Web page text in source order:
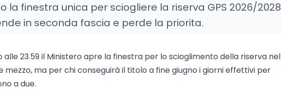
la finestra unica per sciogliere la riserva GPS 2026/
in seconda fascia e perde la priorita.
alle 23.59 il Ministero apre la finestra per lo scioglimento della riserva
mezzo, ma per chi conseguirà il titolo a fine giugno i giorni effettivi per
a due.